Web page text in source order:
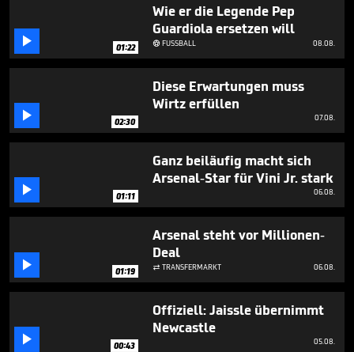
 01:22
Wie er die Legende Pep
Guardiola ersetzen will
FUSSBALL 08.08.
 02:30
Diese Erwartungen muss
Wirtz erfüllen
07.08.
 01:11
Ganz beiläufig macht sich
Arsenal-Star für Vini Jr. stark
06.08.
 01:19
Arsenal steht vor Millionen-
Deal
 TRANSFERMARKT 06.08.
 00:43
Offiziell: Jaissle übernimmt
Newcastle
05.08.